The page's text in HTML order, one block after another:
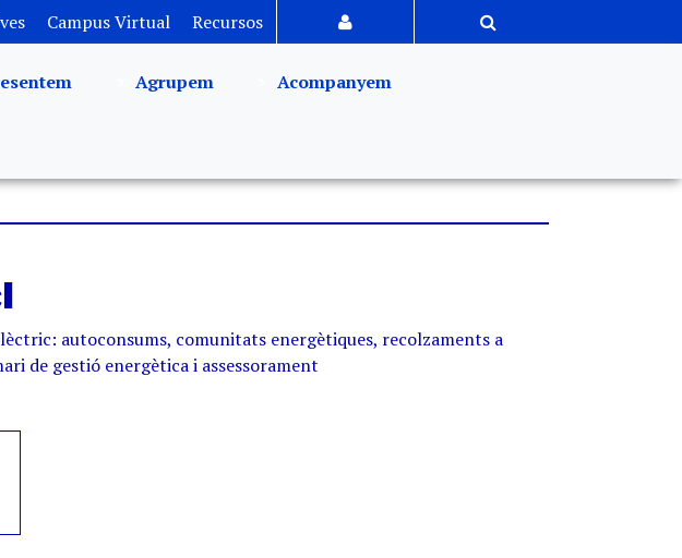
Campus Virtual Recursos
Agrupem Acompanyem
autoconsums, comunitats energètiques, recolzaments a
de gestió energètica i assessorament